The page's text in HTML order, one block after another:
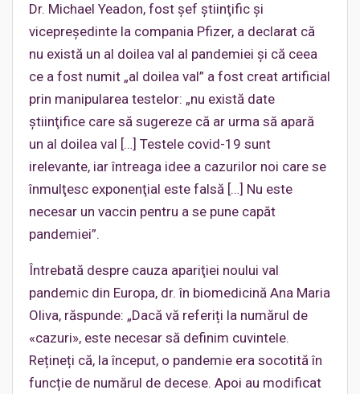
Dr. Michael Yeadon, fost şef ştiinţific şi
vicepreşedinte la compania Pfizer, a declarat că
nu există un al doilea val al pandemiei şi că ceea
ce a fost numit „al doilea val” a fost creat artificial
prin manipularea testelor: „nu există date
ştiinţifice care să sugereze că ar urma să apară
un al doilea val […] Testele covid-19 sunt
irelevante, iar întreaga idee a cazurilor noi care se
înmulţesc exponenţial este falsă […] Nu este
necesar un vaccin pentru a se pune capăt
pandemiei”.
Întrebată despre cauza apariţiei noului val
pandemic din Europa, dr. în biomedicină Ana Maria
Oliva, răspunde: „Dacă vă referiți la numărul de
«cazuri», este necesar să definim cuvintele.
Rețineți că, la început, o pandemie era socotită în
funcție de numărul de decese. Apoi au modificat